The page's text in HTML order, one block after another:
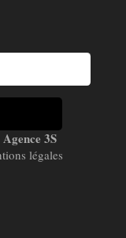
3S
légales